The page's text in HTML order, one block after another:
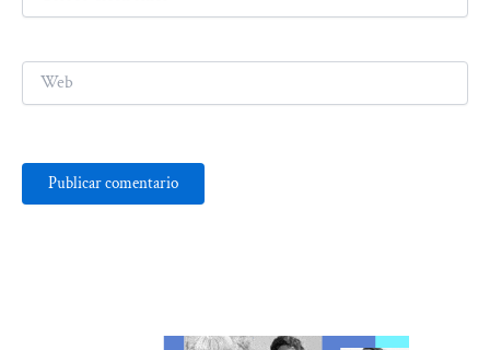
electrónico*
Web